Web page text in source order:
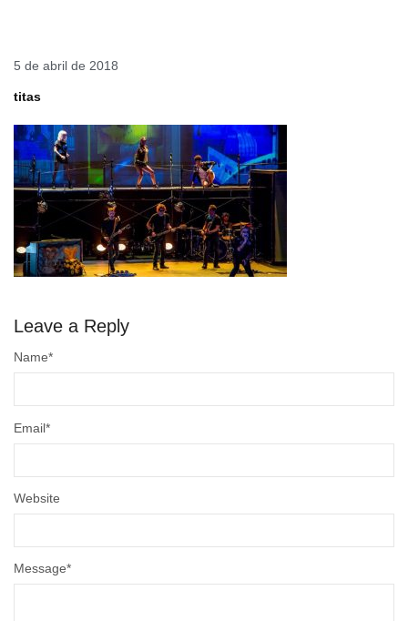
5 de abril de 2018
titas
Leave a Reply
Message*
Name*
Email*
Website